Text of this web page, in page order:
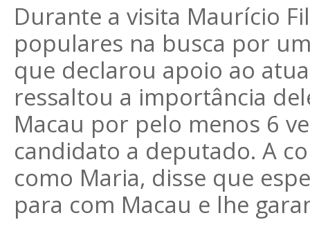
Durante a visita Maurício
populares na busca por
que declarou apoio ao
ressaltou a importância
Macau por pelo menos 6
candidato a deputado. A
como Maria, disse que
para com Macau e lhe